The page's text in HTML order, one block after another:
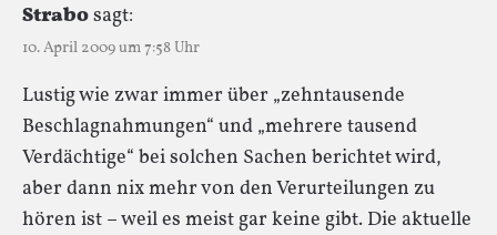
Strabosagt:
10. April 2009 um 7:58 Uhr
Lustig wie zwar immer über „zehntausende
Beschlagnahmungen“ und „mehrere tausend
Verdächtige“ bei solchen Sachen berichtet wird,
aber dann nix mehr von den Verurteilungen zu
hören ist – weil es meist gar keine gibt. Die aktuelle